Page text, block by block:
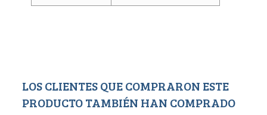
LOS CLIENTES QUE COMPRARON ESTE
PRODUCTO TAMBIÉN HAN COMPRADO